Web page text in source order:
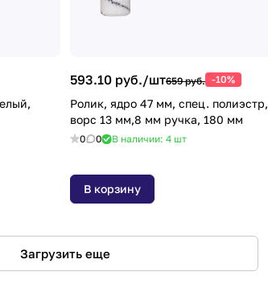
593.10 руб./шт659 руб. -10%
Ролик, ядро 47 мм, спец. полиэстр,
ворс 13 мм,8 мм ручка, 180 мм
0 0 В наличии: 4 шт
В корзину
Загрузить еще